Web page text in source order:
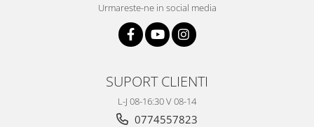
Urmareste-ne in social media
SUPORT CLIENTI
L-J 08-16:30 V 08-14
0774557823